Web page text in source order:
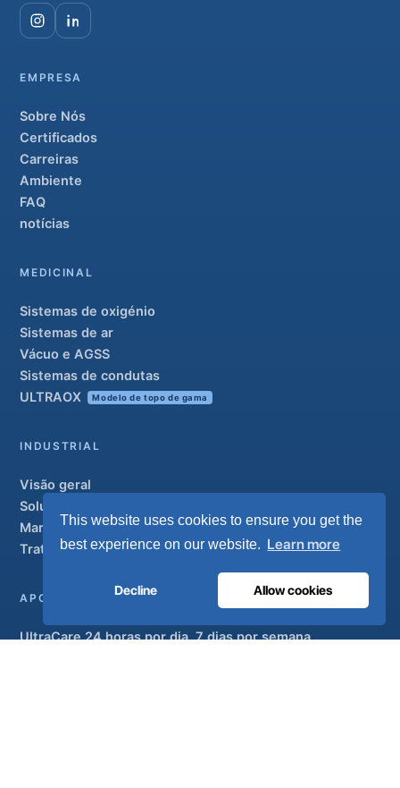
This website uses cookies to ensure you get the
best experience on our website. Learn more
Decline Allow cookies
EMPRESA
Sobre Nós
Certificados
Carreiras
Ambiente
FAQ
notícias
MEDICINAL
Sistemas de oxigénio
Sistemas de ar
Vácuo e AGSS
Sistemas de condutas
ULTRAOX
Modelo de topo de gama
INDUSTRIAL
Visão geral
Soluções
Marcas parceiras
Tratamento do ar
APOIO
UltraCare 24 horas por dia, 7 dias por semana